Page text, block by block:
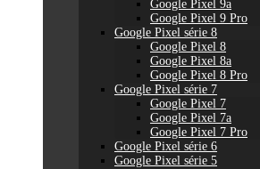
Google Pixel 9a
Google Pixel 9 Pro
Google Pixel série 8
Google Pixel 8
Google Pixel 8a
Google Pixel 8 Pro
Google Pixel série 7
Google Pixel 7
Google Pixel 7a
Google Pixel 7 Pro
Google Pixel série 6
Google Pixel série 5